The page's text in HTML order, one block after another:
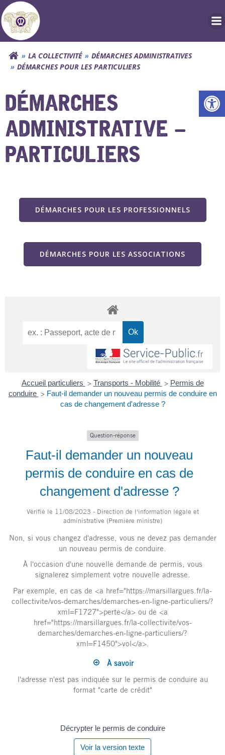
Aller
au
contenu
LA COLLECTIVITÉ
DÉMARCHES ADMINISTRATIVES
DÉMARCHES POUR LES PARTICULIERS
DÉMARCHES
ADMINISTRATIVE –
PARTICULIERS
DÉMARCHES POUR LES PROFESSIONNELS
DÉMARCHES POUR LES ASSOCIATIONS
Accueil particuliers > Transports - Mobilité > Permis de
conduire > Faut-il demander un nouveau permis de conduire en
cas de changement d'adresse ?
Question-réponse
Faut-il demander un nouveau
permis de conduire en cas de
changement d'adresse ?
Vérifié le 11/08/2023 - Direction de l'information légale et
administrative (Première ministre)
Non, si vous changez d'adresse, vous ne devez pas demander
un nouveau permis de conduire.
À l'occasion d'une nouvelle demande de permis, vous
signalerez simplement votre nouvelle adresse.
Par exemple, en cas de <a href="https://marsillargues.fr/la-
collectivite/vos-demarches/demarches-en-ligne-particuliers/?
xml=F1727">perte</a> ou de <a
href="https://marsillargues.fr/la-collectivite/vos-
demarches/demarches-en-ligne-particuliers/?
xml=F1450">vol</a>.
À savoir
l'adresse n'est pas indiquée sur le permis de conduire au
format "carte de crédit"
Décrypter le permis de conduire
Voir la version texte